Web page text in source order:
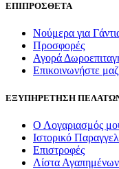
ΕΠΙΠΡΟΣΘΕΤΑ
Νούμερα για
Προσφορές
Αγορά
Επικοινωνήστε
ΕΞΥΠΗΡΕΤΗΣΗ
Ο Λογαριασμός
Ιστορικό
Επιστροφές
Λίστα Αγαπημένων